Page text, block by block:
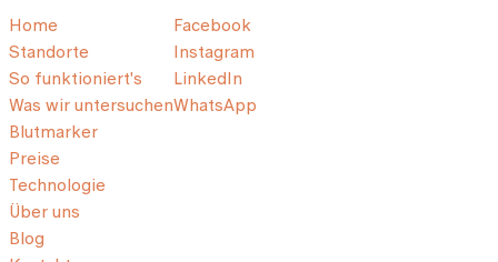
Home
Standorte
So funktioniert's
Was wir untersuchen
Blutmarker
Preise
Technologie
Über uns
Blog
Facebook
Instagram
LinkedIn
WhatsApp